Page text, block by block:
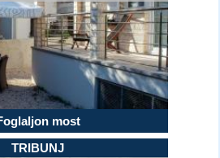
most
TRIBUNJ